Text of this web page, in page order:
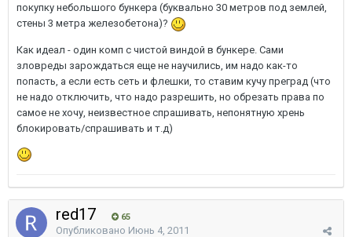
покупку небольшого бункера (буквально 30 метров под землей,
стены 3 метра железобетона)?
Как идеал - один комп с чистой виндой в бункере. Сами
зловреды зарождаться еще не научились, им надо как-то
попасть, а если есть сеть и флешки, то ставим кучу преград (что
не надо отключить, что надо разрешить, но обрезать права по
самое не хочу, неизвестное спрашивать, непонятную хрень
блокировать/спрашивать и т.д)
red17 65
Опубликовано Июнь 4, 2011